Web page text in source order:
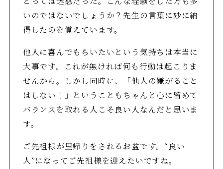
いのではないでしょうか？先生の言葉に妙に納
得したのを覚えています。
他人に喜んでもらいたいという気持ちは本当に
大事です。これが無ければ何も行動は起こりま
せんから。しかし同時に、「他人の嫌がること
はしない！」ということもちゃんと心に留めて
バランスを取れる人こそ良い人なんだと思いま
す。
ご先祖様が里帰りをされるお盆です。“良い
人”になってご先祖様を迎えたいですね。